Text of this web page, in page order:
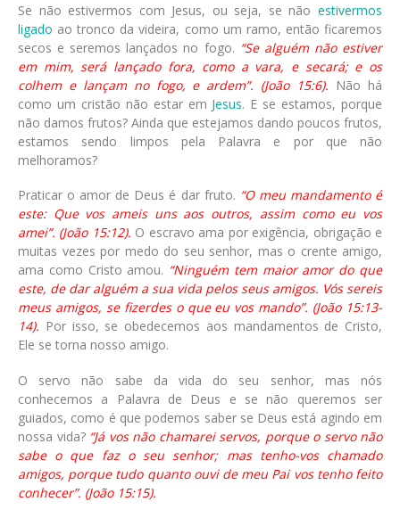
Se não estivermos com Jesus, ou seja, se não estivermos
ligado ao tronco da videira, como um ramo, então ficaremos
secos e seremos lançados no fogo. “Se alguém não estiver
em mim, será lançado fora, como a vara, e secará; e os
colhem e lançam no fogo, e ardem”. (João 15:6). Não há
como um cristão não estar em Jesus. E se estamos, porque
não damos frutos? Ainda que estejamos dando poucos frutos,
estamos sendo limpos pela Palavra e por que não
melhoramos?
Praticar o amor de Deus é dar fruto. “O meu mandamento é
este: Que vos ameis uns aos outros, assim como eu vos
amei”. (João 15:12). O escravo ama por exigência, obrigação e
muitas vezes por medo do seu senhor, mas o crente amigo,
ama como Cristo amou. “Ninguém tem maior amor do que
este, de dar alguém a sua vida pelos seus amigos. Vós sereis
meus amigos, se fizerdes o que eu vos mando”. (João 15:13-
14). Por isso, se obedecemos aos mandamentos de Cristo,
Ele se torna nosso amigo.
O servo não sabe da vida do seu senhor, mas nós
conhecemos a Palavra de Deus e se não queremos ser
guiados, como é que podemos saber se Deus está agindo em
nossa vida? “Já vos não chamarei servos, porque o servo não
sabe o que faz o seu senhor; mas tenho-vos chamado
amigos, porque tudo quanto ouvi de meu Pai vos tenho feito
conhecer”. (João 15:15).